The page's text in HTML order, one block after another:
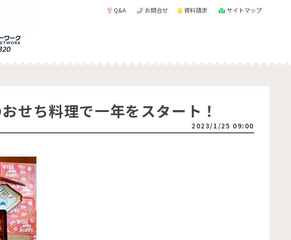
Q&A お問合せ 資料請求 サイトマップ
せち料理で一年をスタート！
2023/1/25 09:00